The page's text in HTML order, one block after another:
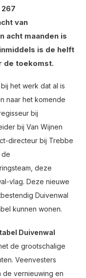
van
acht maanden is
is de helft
de toekomst.
het werk dat al is
naar het komende
bij
bij Van Wijnen
directeur bij Trebbe
de
deze
vlag. Deze nieuwe
Duivenwal
kunnen wonen.
Duivenwal
de grootschalige
Veenvesters
de vernieuwing en